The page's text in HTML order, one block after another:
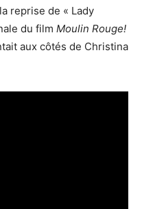
reprise de « Lady
du film Moulin Rouge!
aux côtés de Christina